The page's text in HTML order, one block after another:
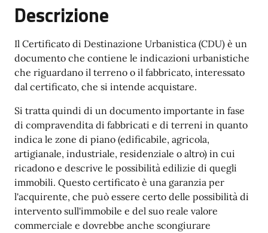
Descrizione
Il Certificato di Destinazione Urbanistica (CDU) è un
documento che contiene le indicazioni urbanistiche
che riguardano il terreno o il fabbricato, interessato
dal certificato, che si intende acquistare.
Si tratta quindi di un documento importante in fase
di compravendita di fabbricati e di terreni in quanto
indica le zone di piano (edificabile, agricola,
artigianale, industriale, residenziale o altro) in cui
ricadono e descrive le possibilità edilizie di quegli
immobili. Questo certificato è una garanzia per
l'acquirente, che può essere certo delle possibilità di
intervento sull'immobile e del suo reale valore
commerciale e dovrebbe anche scongiurare